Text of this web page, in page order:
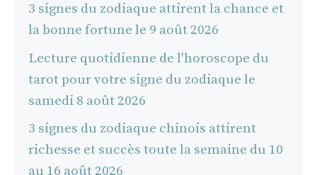
3 signes du zodiaque attirent la chance et
la bonne fortune le 9 août 2026
Lecture quotidienne de l'horoscope du
tarot pour votre signe du zodiaque le
samedi 8 août 2026
3 signes du zodiaque chinois attirent
richesse et succès toute la semaine du 10
au 16 août 2026